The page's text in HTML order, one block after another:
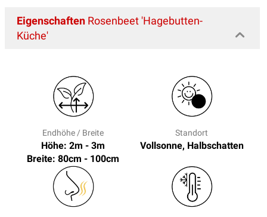
Eigenschaften Rosenbeet 'Hagebutten-
Küche'
Endhöhe / Breite
Höhe: 2m - 3m
Breite: 80cm - 100cm
Standort
Vollsonne, Halbschatten